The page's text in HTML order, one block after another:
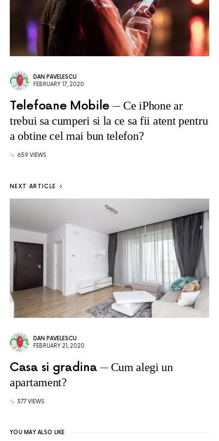
DAN PAVELESCU
FEBRUARY 17, 2020
Telefoane Mobile
Ce iPhone ar
trebui sa cumperi si la ce sa fii atent pentru
a obtine cel mai bun telefon?
659 VIEWS
NEXT ARTICLE
DAN PAVELESCU
FEBRUARY 21, 2020
Casa si gradina
Cum alegi un
apartament?
377 VIEWS
YOU MAY ALSO LIKE